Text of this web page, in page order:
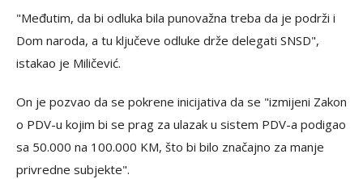
"Međutim, da bi odluka bila punovažna treba da je podrži i
Dom naroda, a tu ključeve odluke drže delegati SNSD",
istakao je Miličević.
On je pozvao da se pokrene inicijativa da se "izmijeni Zakon
o PDV-u kojim bi se prag za ulazak u sistem PDV-a podigao
sa 50.000 na 100.000 KM, što bi bilo značajno za manje
privredne subjekte".